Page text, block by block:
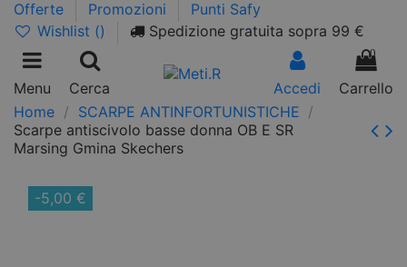
Offerte Promozioni
Punti Safy
Wishlist () Spedizione gratuita sopra 99 €
Menu Cerca Accedi
0
Carrello
Home
SCARPE ANTINFORTUNISTICHE
Scarpe antiscivolo basse donna OB E SR
Marsing Gmina Skechers
-5,00 €